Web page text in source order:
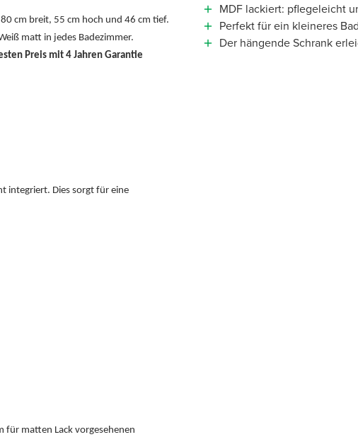
cm breit, 55 cm hoch und 46 cm tief.
matt in jedes Badezimmer.
Preis mit 4 Jahren Garantie
integriert. Dies sorgt für eine
für matten Lack vorgesehenen
MDF lackiert: pflegeleicht
Perfekt für ein kleineres
Der hängende Schrank